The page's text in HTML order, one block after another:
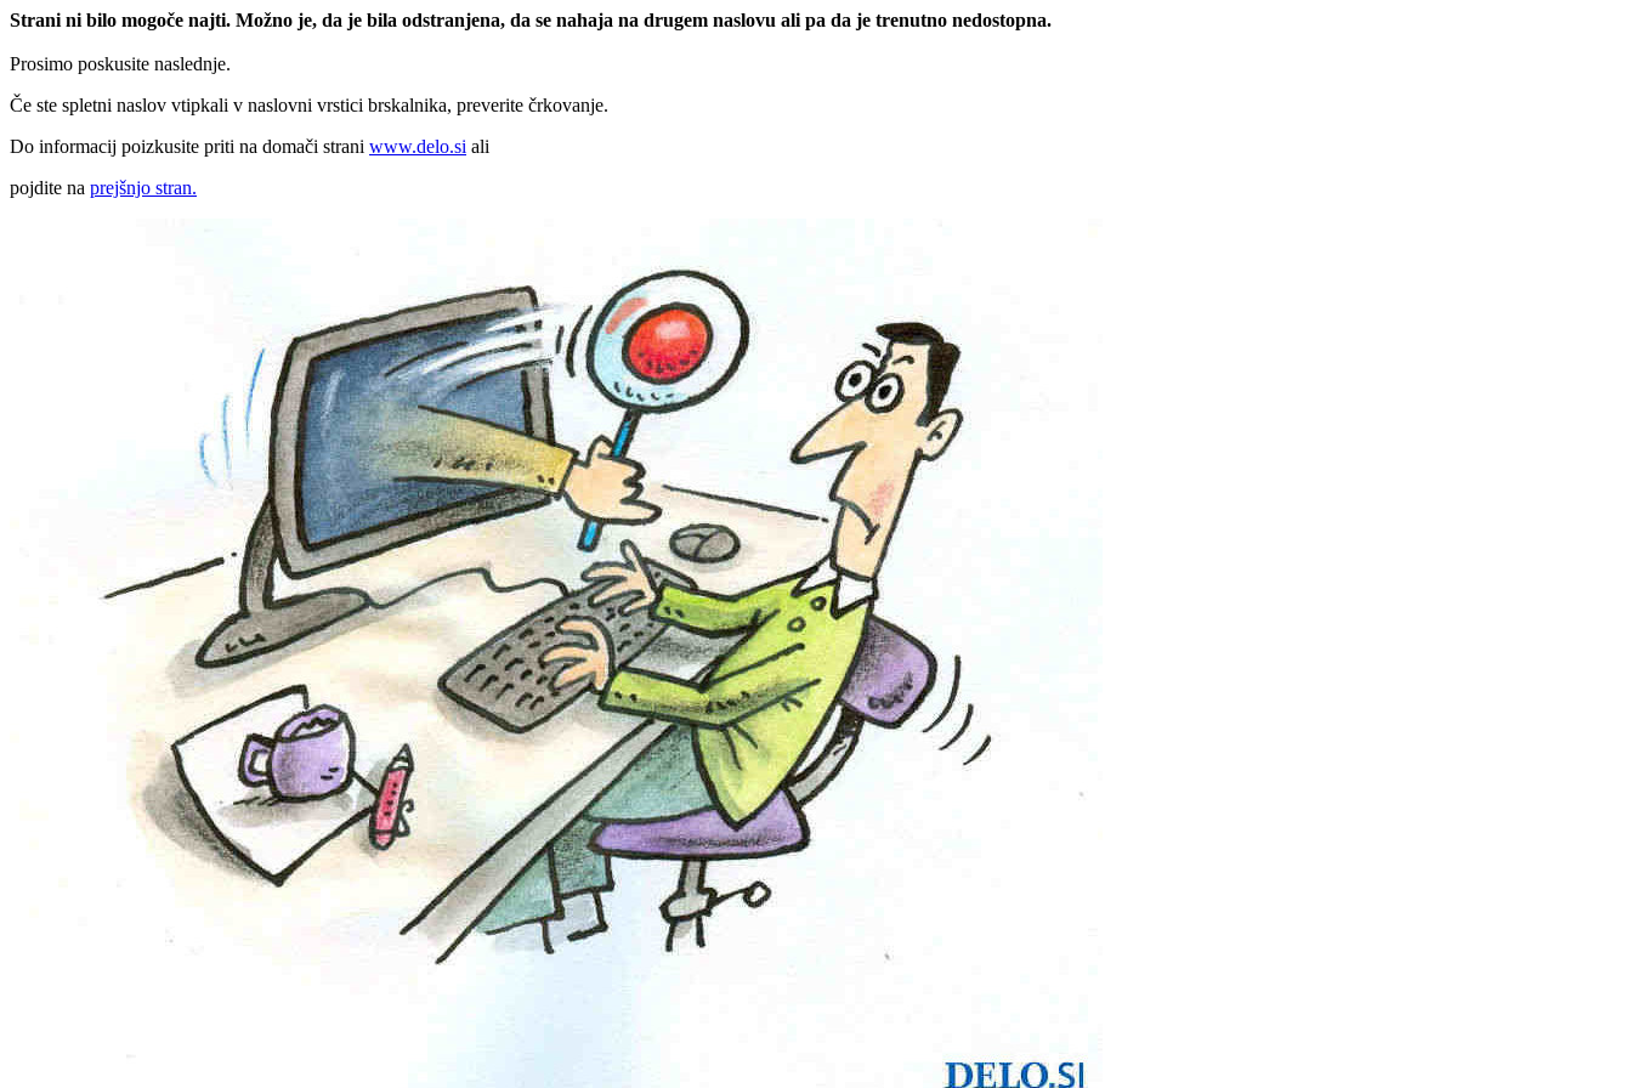
Strani ni bilo mogoče najti. Možno je, da je bila odstranjena, da se nahaja na drugem naslovu ali pa da je trenutno nedostopna.
Prosimo poskusite naslednje.
Če ste spletni naslov vtipkali v naslovni vrstici brskalnika, preverite črkovanje.
Do informacij poizkusite priti na domači strani www.delo.si ali
pojdite na prejšnjo stran.